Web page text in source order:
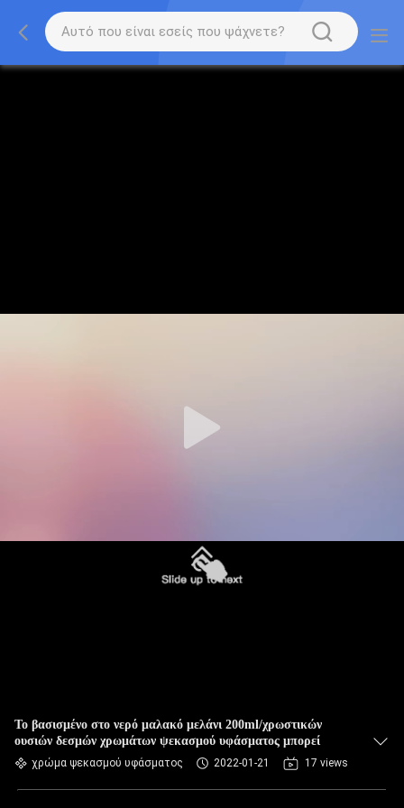
Το βασισμένο στο νερό μαλακό μελάνι 200ml/χρωστικών
ουσιών δεσμών χρωμάτων ψεκασμού υφάσματος μπορεί
χρώμα ψεκασμού υφάσματος 2022-01-21 17 views